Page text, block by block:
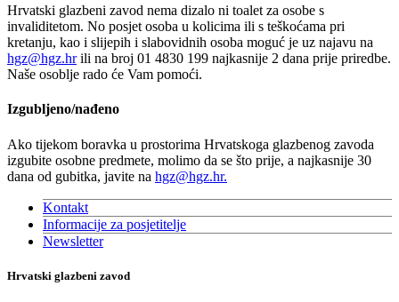
Hrvatski glazbeni zavod nema dizalo ni toalet za osobe s
invaliditetom. No posjet osoba u kolicima ili s teškoćama pri
kretanju, kao i slijepih i slabovidnih osoba moguć je uz najavu na
hgz@hgz.hrili na broj 01 4830 199 najkasnije 2 dana prije priredbe.
Naše osoblje rado će Vam pomoći.
Izgubljeno/nađeno
Ako tijekom boravka u prostorima Hrvatskoga glazbenog zavoda
izgubite osobne predmete, molimo da se što prije, a najkasnije 30
dana od gubitka, javite na hgz@hgz.hr.
Kontakt
Informacije za posjetitelje
Newsletter
Hrvatski glazbeni zavod